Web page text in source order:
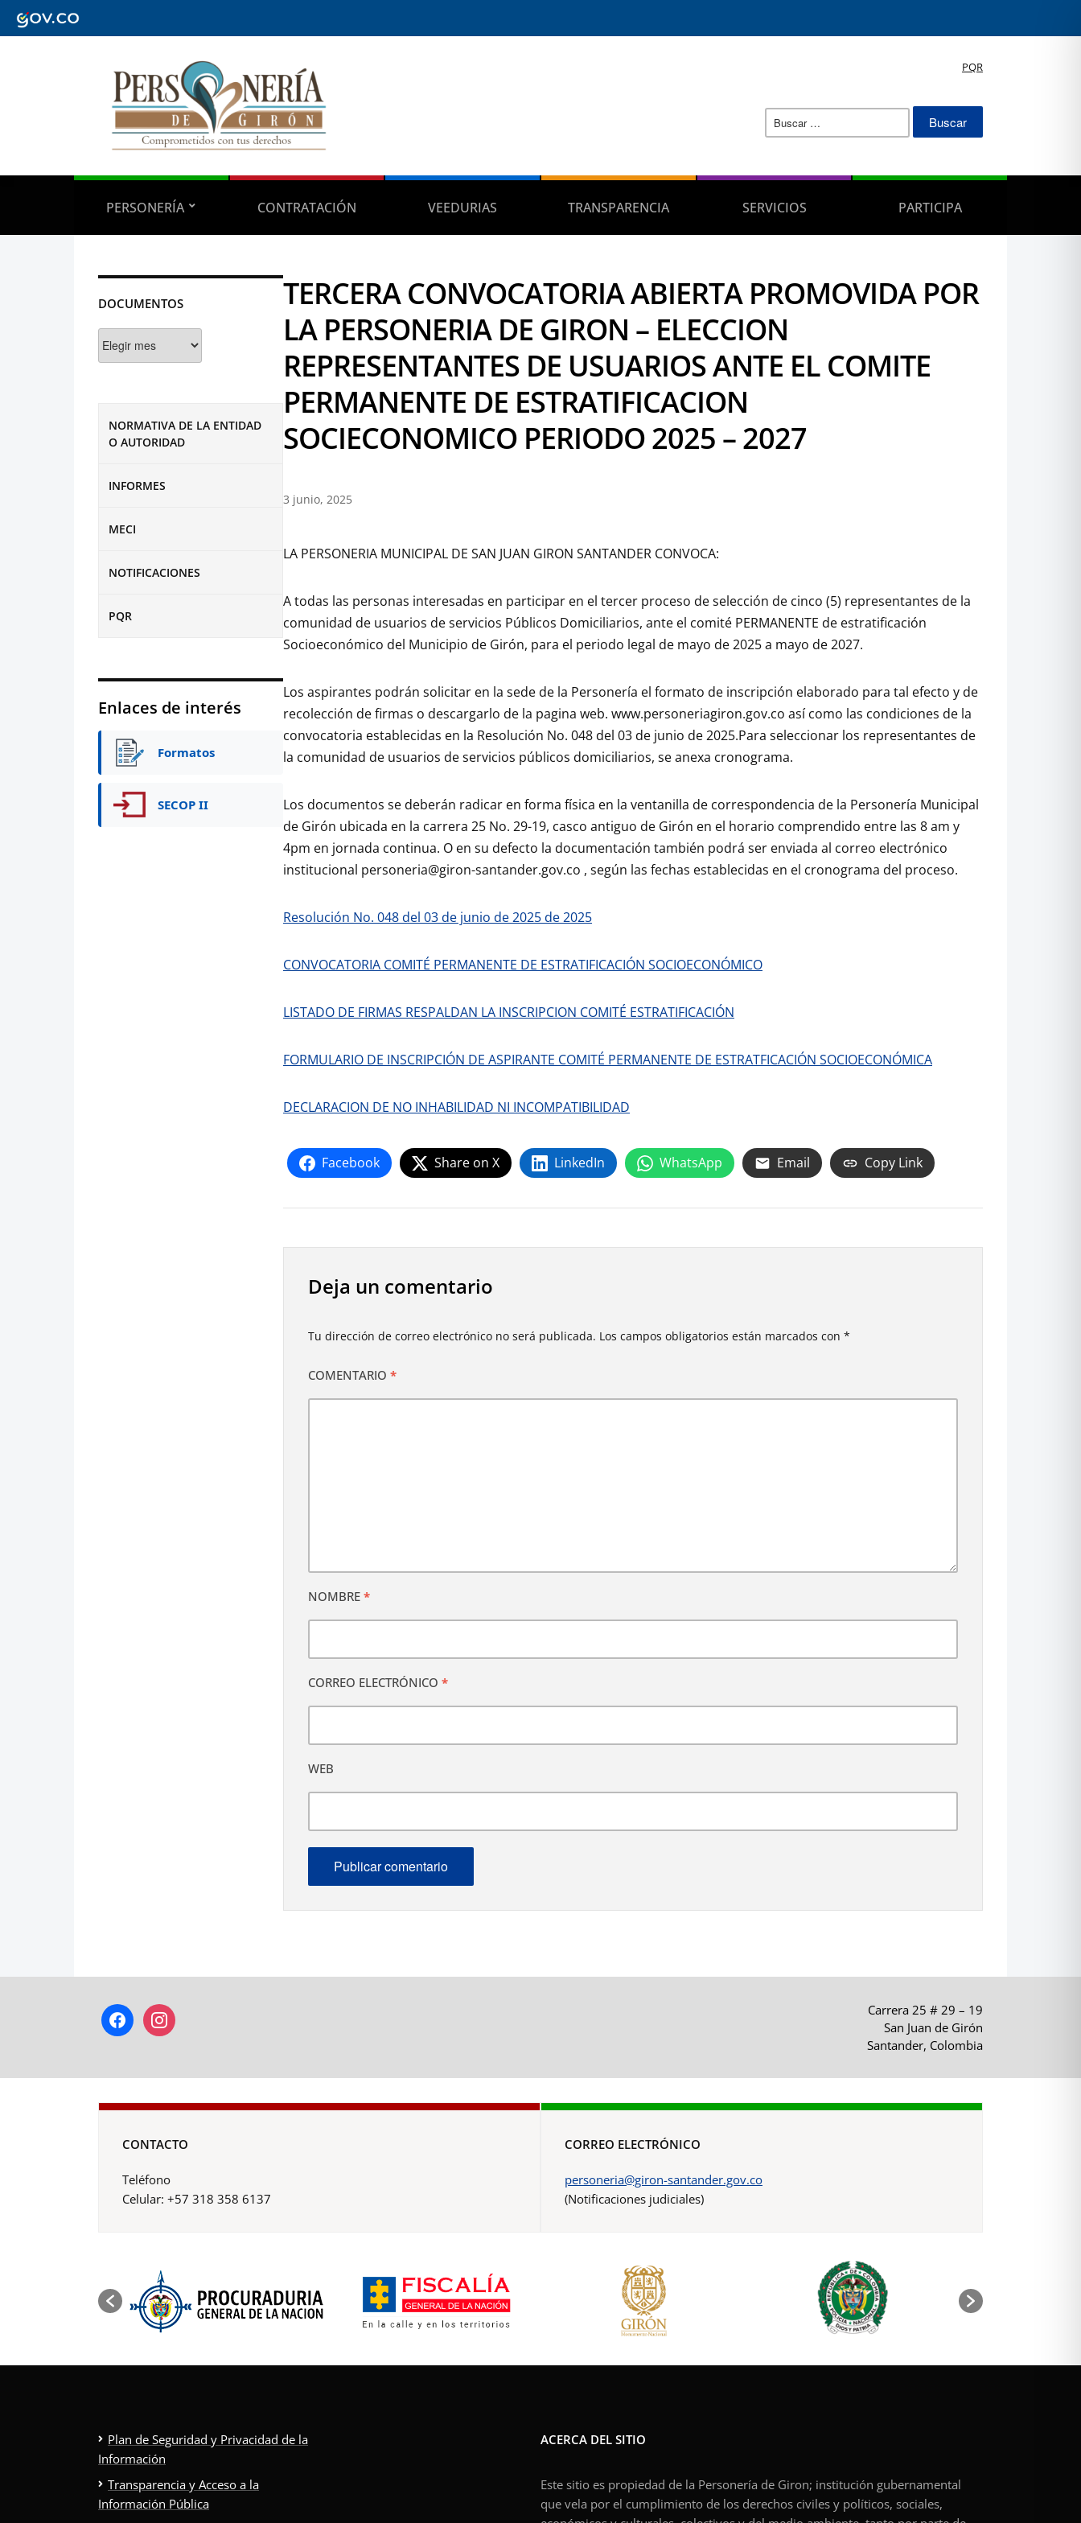
PQR
Buscar:
PERSONERÍA CONTRATACIÓN VEEDURIAS TRANSPARENCIA SERVICIOS PARTICIPA
DOCUMENTOS
NORMATIVA DE LA ENTIDAD
O AUTORIDAD
INFORMES
MECI
NOTIFICACIONES
PQR
Enlaces de interés
Formatos
SECOP II
TERCERA CONVOCATORIA ABIERTA PROMOVIDA POR
LA PERSONERIA DE GIRON – ELECCION
REPRESENTANTES DE USUARIOS ANTE EL COMITE
PERMANENTE DE ESTRATIFICACION
SOCIECONOMICO PERIODO 2025 – 2027
3 junio, 2025
LA PERSONERIA MUNICIPAL DE SAN JUAN GIRON SANTANDER CONVOCA:
A todas las personas interesadas en participar en el tercer proceso de selección de cinco (5) representantes de la
comunidad de usuarios de servicios Públicos Domiciliarios, ante el comité PERMANENTE de estratificación
Socioeconómico del Municipio de Girón, para el periodo legal de mayo de 2025 a mayo de 2027.
Los aspirantes podrán solicitar en la sede de la Personería el formato de inscripción elaborado para tal efecto y de
recolección de firmas o descargarlo de la pagina web. www.personeriagiron.gov.co así como las condiciones de la
convocatoria establecidas en la Resolución No. 048 del 03 de junio de 2025.Para seleccionar los representantes de
la comunidad de usuarios de servicios públicos domiciliarios, se anexa cronograma.
Los documentos se deberán radicar en forma física en la ventanilla de correspondencia de la Personería Municipal
de Girón ubicada en la carrera 25 No. 29-19, casco antiguo de Girón en el horario comprendido entre las 8 am y
4pm en jornada continua. O en su defecto la documentación también podrá ser enviada al correo electrónico
institucional personeria@giron-santander.gov.co , según las fechas establecidas en el cronograma del proceso.
Resolución No. 048 del 03 de junio de 2025 de 2025
CONVOCATORIA COMITÉ PERMANENTE DE ESTRATIFICACIÓN SOCIOECONÓMICO
LISTADO DE FIRMAS RESPALDAN LA INSCRIPCION COMITÉ ESTRATIFICACIÓN
FORMULARIO DE INSCRIPCIÓN DE ASPIRANTE COMITÉ PERMANENTE DE ESTRATFICACIÓN SOCIOECONÓMICA
DECLARACION DE NO INHABILIDAD NI INCOMPATIBILIDAD
Facebook Share on X LinkedIn WhatsApp Email Copy Link
Deja un comentario
Tu dirección de correo electrónico no será publicada. Los campos obligatorios están marcados con *
COMENTARIO *
NOMBRE *
CORREO ELECTRÓNICO *
WEB
facebookinstagram
Carrera 25 # 29 – 19
San Juan de Girón
Santander, Colombia
CONTACTO
Teléfono
Celular: +57 318 358 6137
CORREO ELECTRÓNICO
personeria@giron-santander.gov.co
(Notificaciones judiciales)
Plan de Seguridad y Privacidad de la
Información
Transparencia y Acceso a la
Información Pública
ACERCA DEL SITIO
Este sitio es propiedad de la Personería de Giron; institución gubernamental
que vela por el cumplimiento de los derechos civiles y políticos, sociales,